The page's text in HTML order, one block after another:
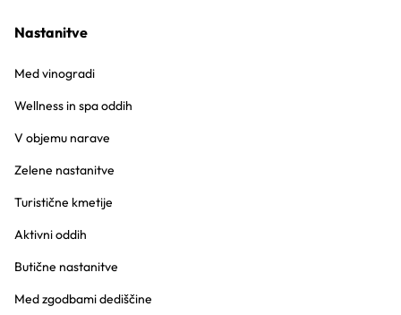
Nastanitve
Med vinogradi
Wellness in spa oddih
V objemu narave
Zelene nastanitve
Turistične kmetije
Aktivni oddih
Butične nastanitve
Med zgodbami dediščine